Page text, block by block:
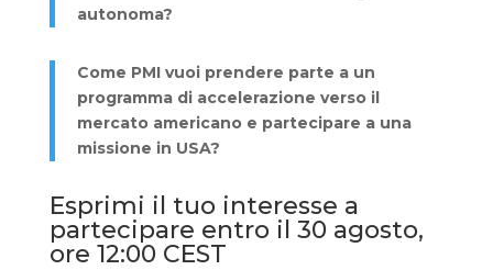
autonoma?
Come PMI vuoi prendere parte a un
programma di accelerazione verso il
mercato americano e partecipare a una
missione in USA?
Esprimi il tuo interesse a
partecipare entro il 30 agosto,
ore 12:00 CEST